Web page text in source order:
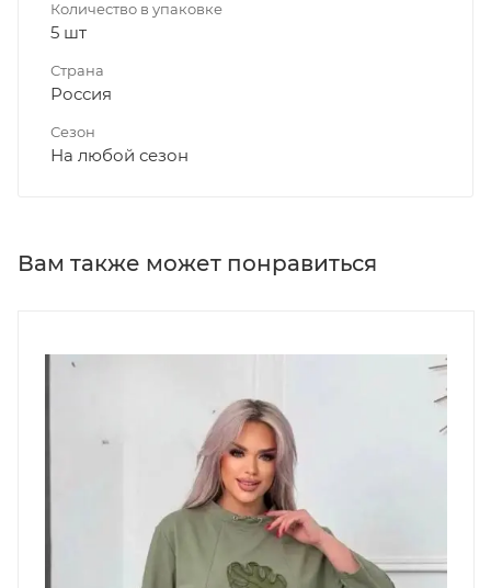
Количество в упаковке
5 шт
Страна
Россия
Сезон
На любой сезон
Вам также может понравиться